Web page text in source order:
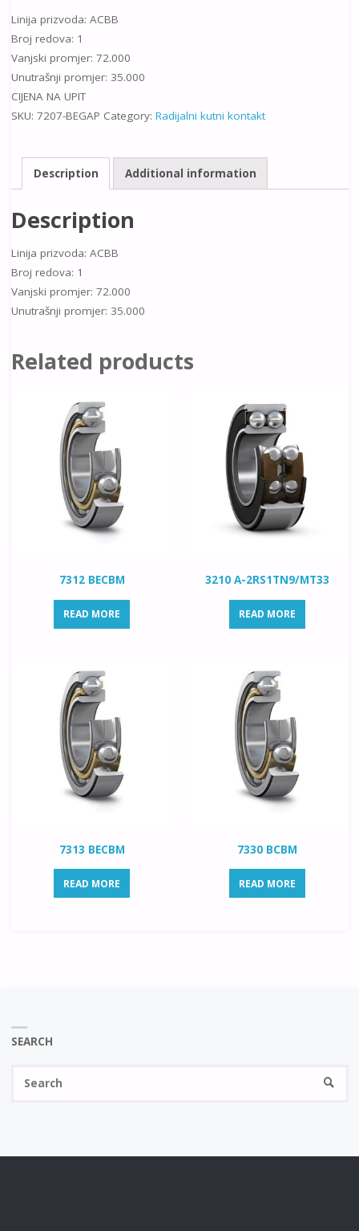
Linija prizvoda: ACBB
Broj redova: 1
Vanjski promjer: 72.000
Unutrašnji promjer: 35.000
CIJENA NA UPIT
SKU: 7207-BEGAP Category: Radijalni kutni kontakt
Description Additional information
Description
Linija prizvoda: ACBB
Broj redova: 1
Vanjski promjer: 72.000
Unutrašnji promjer: 35.000
Related products
7312 BECBM
READ MORE
3210 A-2RS1TN9/MT33
READ MORE
7313 BECBM
READ MORE
7330 BCBM
READ MORE
SEARCH